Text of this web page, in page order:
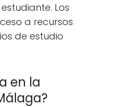
Los
a recursos
de estudio
en la